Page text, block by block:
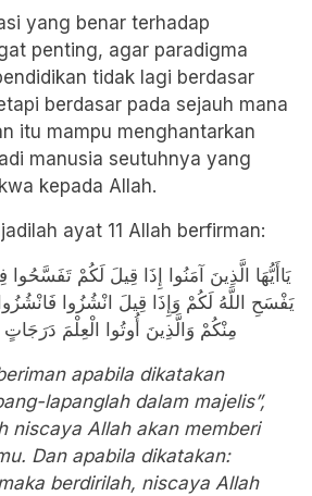
yang benar terhadap
penting, agar paradigma
tidak lagi berdasar
berdasar pada sejauh mana
itu mampu menghantarkan
manusia seutuhnya yang
kepada Allah.
ayat 11 Allah berfirman:
يَاأَيُّهَا الَّذِينَ آمَنُوا إِذَا قِيلَ لَكُمْ
يَفْسَحِ اللَّهُ لَكُمْ وَإِذَا قِيلَ انْشُزُوا فَانْشُزُوا
مِنْكُمْ وَالَّذِينَ أُوتُوا الْعِلْمَ دَرَجَاتٍ
apabila dikatakan
lapanglah dalam majelis”,
niscaya Allah akan memberi
Dan apabila dikatakan:
berdirilah, niscaya Allah